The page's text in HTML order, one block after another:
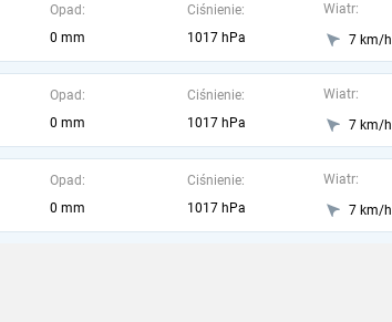
Opad:
0 mm
Ciśnienie:
1017 hPa
Wiatr:
7 km/h
Opad:
0 mm
Ciśnienie:
1017 hPa
Wiatr:
7 km/h
Opad:
0 mm
Ciśnienie:
1017 hPa
Wiatr:
7 km/h